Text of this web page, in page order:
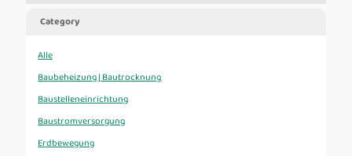
Category
Alle
Baubeheizung | Bautrocknung
Baustelleneinrichtung
Baustromversorgung
Erdbewegung